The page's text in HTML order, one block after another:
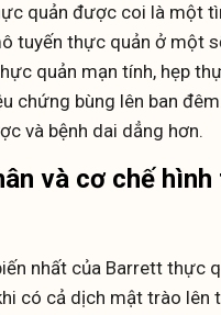
quản được coi là một
tuyến thực quản ở một
quản mạn tính, hẹp
chứng bùng lên ban
và bệnh dai dẳng hơn.
và cơ chế
nhất của Barrett thực
có cả dịch mật trào lên